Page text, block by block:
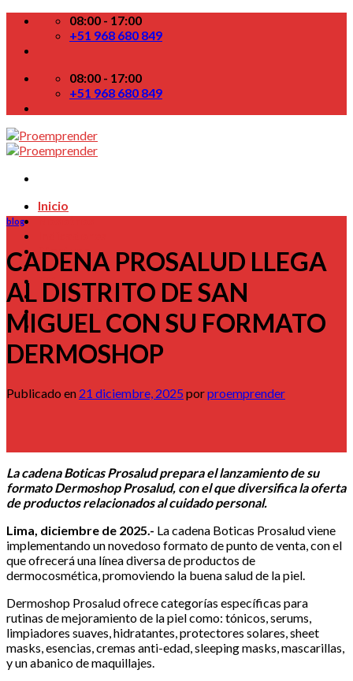
Skip
content
08:00 - 17:00
+51 968 680 849
08:00 - 17:00
+51 968 680 849
Inicio
Nosotros
Startups
Colabora
TV
Blog
Contactenos
blog
CADENA PROSALUD LLEGA
AL DISTRITO DE SAN
MIGUEL CON SU FORMATO
DERMOSHOP
Publicado en 21 diciembre, 2025porproemprender
La cadena Boticas Prosalud prepara el lanzamiento de su
formato Dermoshop Prosalud, con el que diversifica la oferta
de productos relacionados al cuidado personal.
Lima, diciembre de 2025.- La cadena Boticas Prosalud viene
implementando un novedoso formato de punto de venta, con el
que ofrecerá una línea diversa de productos de
dermocosmética, promoviendo la buena salud de la piel.
Dermoshop Prosalud ofrece categorías específicas para
rutinas de mejoramiento de la piel como: tónicos, serums,
limpiadores suaves, hidratantes, protectores solares, sheet
masks, esencias, cremas anti-edad, sleeping masks, mascarillas,
y un abanico de maquillajes.